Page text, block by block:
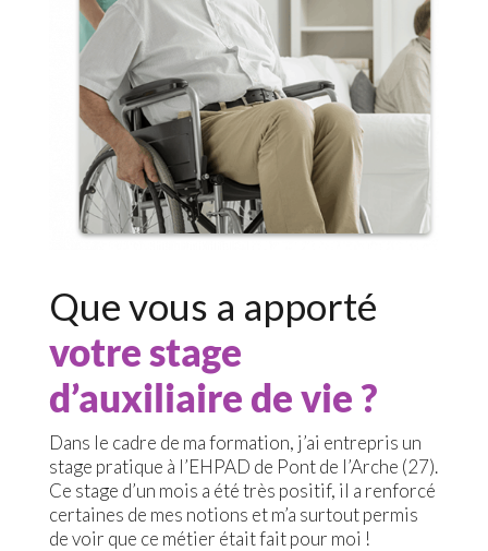
Que vous a apporté
votre stage
d’auxiliaire de vie ?
Dans le cadre de ma formation, j’ai entrepris un
stage pratique à l’EHPAD de Pont de l’Arche (27).
Ce stage d’un mois a été très positif, il a renforcé
certaines de mes notions et m’a surtout permis
de voir que ce métier était fait pour moi !